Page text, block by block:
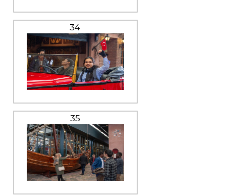
34
35